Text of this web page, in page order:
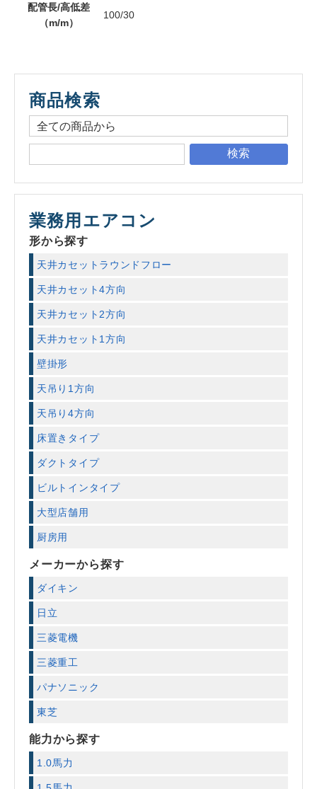
配管長/高低差
（m/m）
100/30
商品検索
検索
業務用エアコン
形から探す
天井カセットラウンドフロー
天井カセット4方向
天井カセット2方向
天井カセット1方向
壁掛形
天吊り1方向
天吊り4方向
床置きタイプ
ダクトタイプ
ビルトインタイプ
大型店舗用
厨房用
メーカーから探す
ダイキン
日立
三菱電機
三菱重工
パナソニック
東芝
能力から探す
1.0馬力